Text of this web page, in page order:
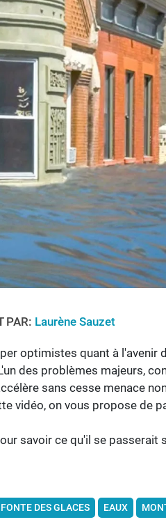
PAR: Laurène Sauzet
optimistes quant à l'avenir
des problèmes majeurs,
sans cesse menace
vidéo, on vous propose de
savoir ce qu'il se passerait
FONTE DES GLACES EAUX